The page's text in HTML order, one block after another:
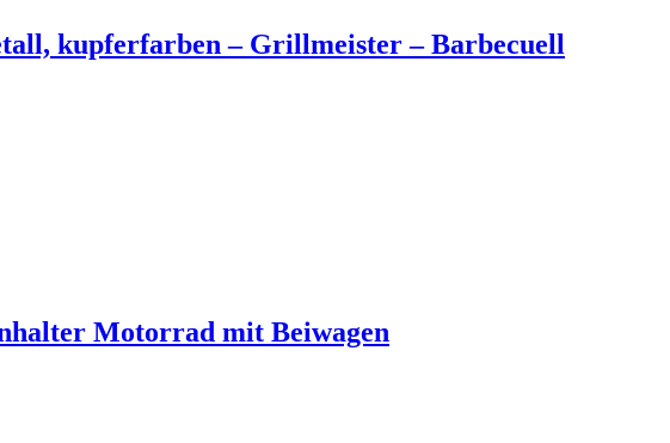
kupferfarben – Grillmeister – Barbecuell
Motorrad mit Beiwagen